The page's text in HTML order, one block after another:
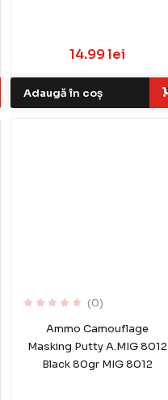
14.99 lei
Adaugă în coș
(0)
Ammo Camouflage
Masking Putty A.MIG 8012
Black 80gr MIG 8012